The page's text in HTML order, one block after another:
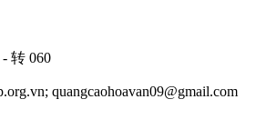
- 转 060
quangcaohoavan09@gmail.com